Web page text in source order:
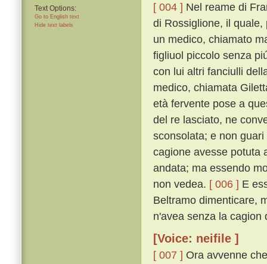
Text Options:
Go to English text
Hide text labels
[ 004 ] Nel reame di
di Rossiglione, il
un medico, chiamato
figliuol piccolo senza
con lui altri fanciulli
medico, chiamata
età fervente pose a
del re lasciato, ne
sconsolata; e non
cagione avesse potuta
andata; ma essendo
non vedea. [ 006 ] E
Beltramo dimenticare,
n'avea senza la cagion
[Voice: neifile ]
[ 007 ] Ora avvenne